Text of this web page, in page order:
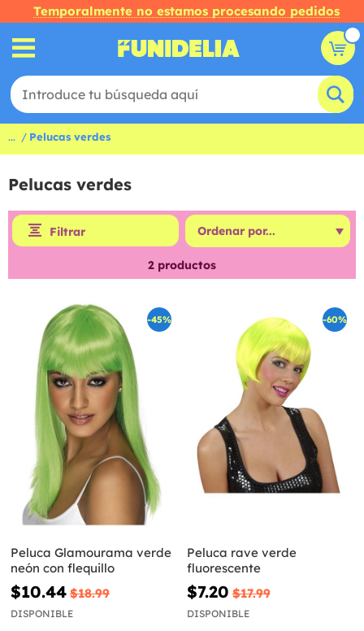
Temporalmente no estamos procesando pedidos
... Pelucas verdes
Pelucas verdes
Filtrar
2 productos
-45%
Peluca Glamourama verde
neón con flequillo
$10.44 $18.99
DISPONIBLE
-60%
Peluca rave verde
fluorescente
$7.20 $17.99
DISPONIBLE